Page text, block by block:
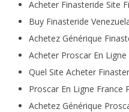
Acheter Finasteride Site
Buy Finasteride
Achetez Générique
Acheter Proscar En Ligne
Quel Site Acheter
Proscar En Ligne France
Achetez Générique